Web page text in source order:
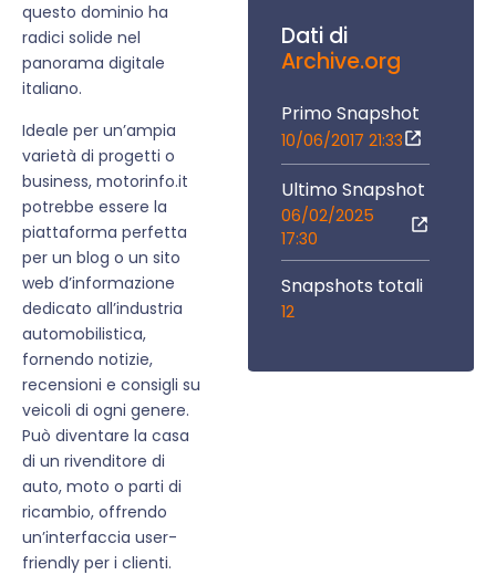
questo dominio ha
radici solide nel
panorama digitale
italiano.
Ideale per un’ampia
varietà di progetti o
business, motorinfo.it
potrebbe essere la
piattaforma perfetta
per un blog o un sito
web d’informazione
dedicato all’industria
automobilistica,
fornendo notizie,
recensioni e consigli su
veicoli di ogni genere.
Può diventare la casa
di un rivenditore di
auto, moto o parti di
ricambio, offrendo
un’interfaccia user-
friendly per i clienti.
Dati di
Archive.org
Primo Snapshot
10/06/2017 21:33
Ultimo Snapshot
06/02/2025
17:30
Snapshots totali
12